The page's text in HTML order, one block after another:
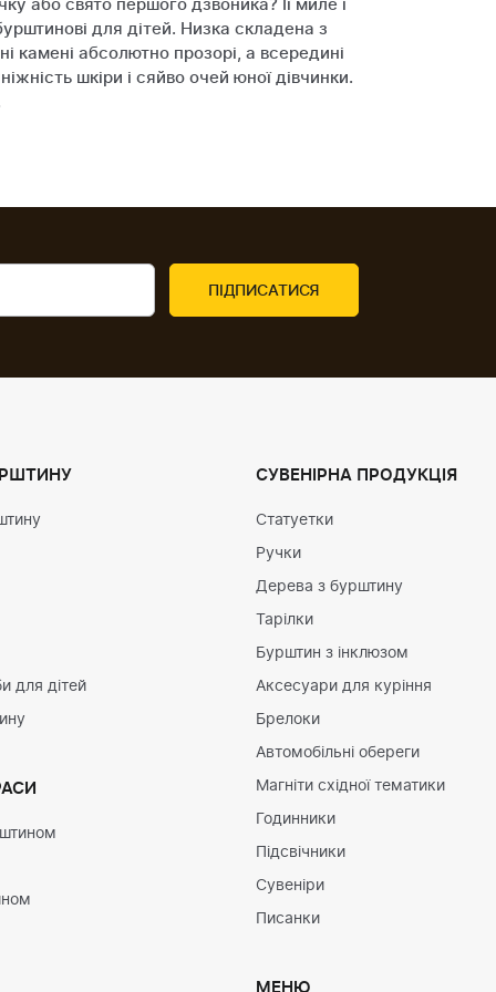
або свято першого дзвоника? Її миле і
для дітей. Низка складена з
камені абсолютно прозорі, а всередині
шкіри і сяйво очей юної дівчинки.
для дітей
СУВЕНІРНА ПРОДУКЦІЯ
Статуетки
Ручки
Дерева з бурштину
Тарілки
Бурштин з інклюзом
Аксесуари для куріння
Брелоки
Автомобільні обереги
Магніти східної тематики
Годинники
Підсвічники
Сувеніри
Писанки
МЕНЮ